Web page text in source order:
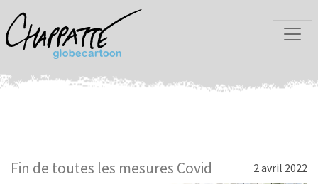
Fin de toutes les mesures Covid 2 avril 2022